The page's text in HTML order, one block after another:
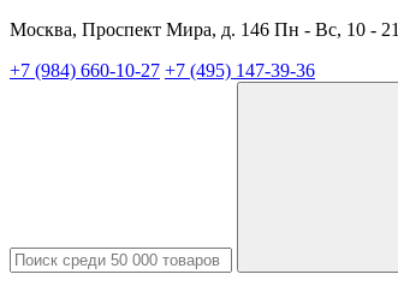
Москва, Проспект Мира, д. 146 Пн - Вс, 10 - 21
+7 (984) 660-10-27 +7 (495) 147-39-36